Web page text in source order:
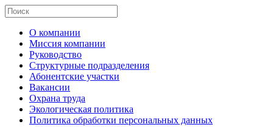
О компании
Миссия компании
Руководство
Структурные подразделения
Абонентские участки
Вакансии
Охрана труда
Экологическая политика
Политика обработки персональных данных